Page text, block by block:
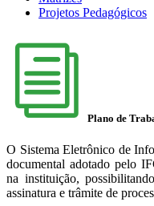
Projetos Pedagógicos
Plano de
O Sistema Eletrônico de
documental adotado pelo
na instituição,
assinatura e trâmite de